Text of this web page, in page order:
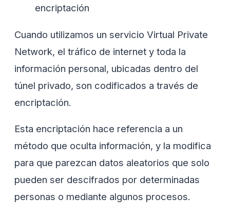
encriptación
Cuando utilizamos un servicio Virtual Private
Network, el tráfico de internet y toda la
información personal, ubicadas dentro del
túnel privado, son codificados a través de
encriptación.
Esta encriptación hace referencia a un
método que oculta información, y la modifica
para que parezcan datos aleatorios que solo
pueden ser descifrados por determinadas
personas o mediante algunos procesos.